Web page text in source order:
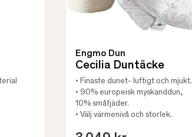
Engmo Dun
Cecilia Duntäcke
• Finaste dunet- luftigt och mjukt.
• 90% europeisk myskanddun,
10% småfjäder.
• Välj värmenivå och storlek.